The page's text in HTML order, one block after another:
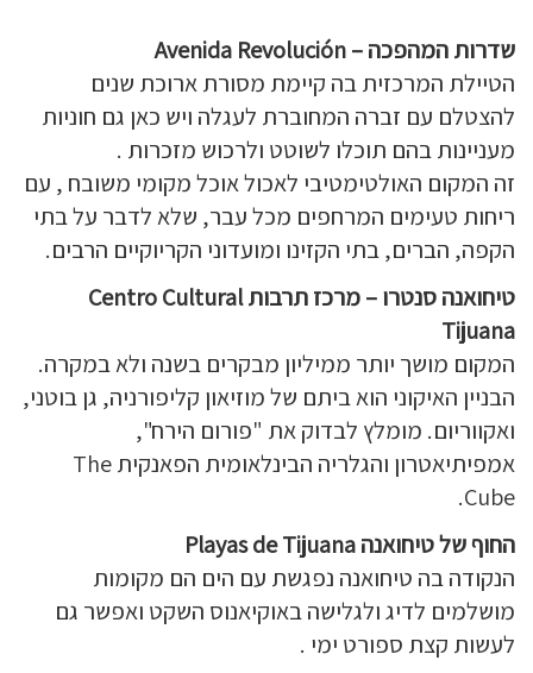
שדרות המהפכה – Avenida Revolución
הטיילת המרכזית בה קיימת מסורת ארוכת שנים
להצטלם עם זברה המחוברת לעגלה ויש כאן גם חוניות
מעניינות בהם תוכלו לשוטט ולרכוש מזכרות .
זה המקום האולטימטיבי לאכול אוכל מקומי משובח , עם
ריחות טעימים המרחפים מכל עבר, שלא לדבר על בתי
הקפה, הברים, בתי הקזינו ומועדוני הקריוקיים הרבים.
טיחואנה סנטרו – מרכז תרבות Centro Cultural
Tijuana
המקום מושך יותר ממיליון מבקרים בשנה ולא במקרה.
הבניין האיקוני הוא ביתם של מוזיאון קליפורניה, גן בוטני,
ואקווריום. מומלץ לבדוק את "פורום הירח",
אמפיתיאטרון והגלריה הבינלאומית הפאנקית The
Cube.
החוף של טיחואנה Playas de Tijuana
הנקודה בה טיחואנה נפגשת עם הים הם מקומות
מושלמים לדיג ולגלישה באוקיאנוס השקט ואפשר גם
לעשות קצת ספורט ימי .